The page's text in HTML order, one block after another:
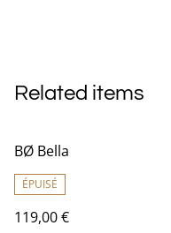
Related items
BØ Bella
ÉPUISÉ
119,00 €